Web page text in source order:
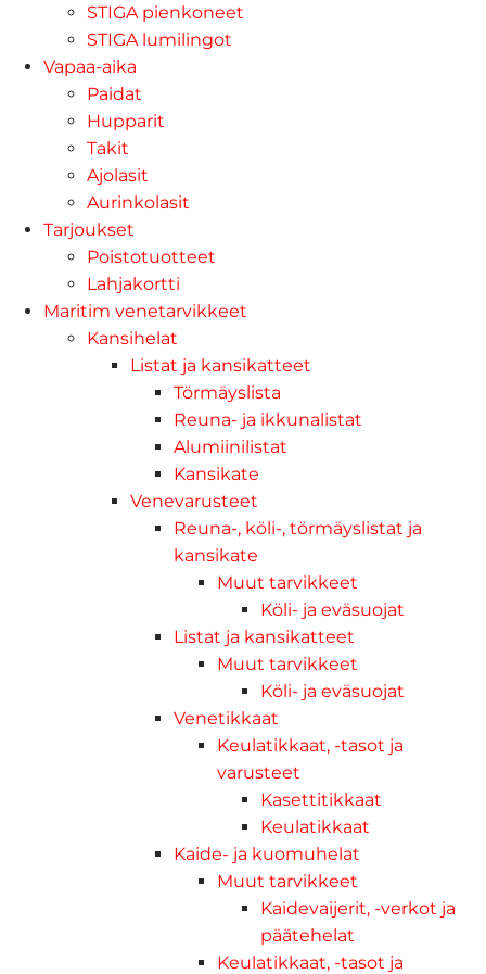
STIGA pienkoneet
STIGA lumilingot
Vapaa-aika
Paidat
Hupparit
Takit
Ajolasit
Aurinkolasit
Tarjoukset
Poistotuotteet
Lahjakortti
Maritim venetarvikkeet
Kansihelat
Listat ja kansikatteet
Törmäyslista
Reuna- ja ikkunalistat
Alumiinilistat
Kansikate
Venevarusteet
Reuna-, köli-, törmäyslistat ja
kansikate
Muut tarvikkeet
Köli- ja eväsuojat
Listat ja kansikatteet
Muut tarvikkeet
Köli- ja eväsuojat
Venetikkaat
Keulatikkaat, -tasot ja
varusteet
Kasettitikkaat
Keulatikkaat
Kaide- ja kuomuhelat
Muut tarvikkeet
Kaidevaijerit, -verkot ja
päätehelat
Keulatikkaat, -tasot ja